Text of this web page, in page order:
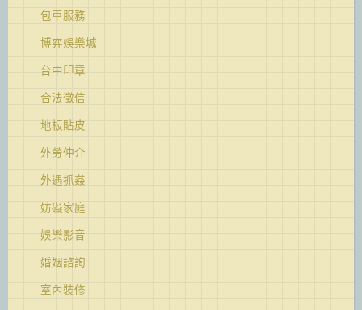
包車服務
博弈娛樂城
台中印章
合法徵信
地板貼皮
外勞仲介
外遇抓姦
妨礙家庭
娛樂影音
婚姻諮詢
室內裝修